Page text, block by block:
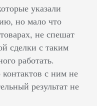
указали
но мало что
не спешат
сделки с таким
работать.
с ним не
результат не